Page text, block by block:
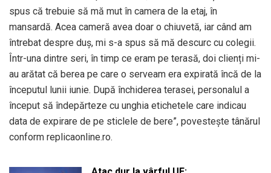
spus că trebuie să mă mut în camera de la etaj, în
mansardă. Acea cameră avea doar o chiuvetă, iar când am
întrebat despre duș, mi s-a spus să mă descurc cu colegii.
Într-una dintre seri, în timp ce eram pe terasă, doi clienți mi-
au arătat că berea pe care o serveam era expirată încă de la
începutul lunii iunie. După închiderea terasei, personalul a
început să îndepărteze cu unghia etichetele care indicau
data de expirare de pe sticlele de bere”, povestește tânărul
conform replicaonline.ro.